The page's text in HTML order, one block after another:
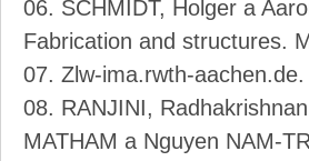
SCHMIDT, Holger a
Fabrication and structures.
Zlw-ima.rwth-aachen.de.
RANJINI,
MATHAM a Nguyen NAM-